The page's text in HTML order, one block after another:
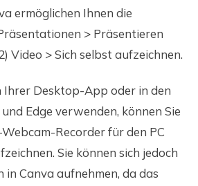
ermöglichen Ihnen die
> Präsentieren
Video > Sich selbst aufzeichnen.
Ihrer Desktop-App oder in den
Edge verwenden, können Sie
Recorder für den PC
Sie können sich jedoch
in Canva aufnehmen, da das